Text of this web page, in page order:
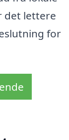
det lettere
for